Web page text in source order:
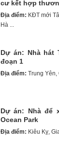
cư kết hợp
Địa điểm: KĐT mới
Hà ...
Dự án: Nhà hát
đoạn 1
Địa điểm: Trung Yên,
Dự án: Nhà để
Ocean Park
Địa điểm: Kiêu Kỵ,